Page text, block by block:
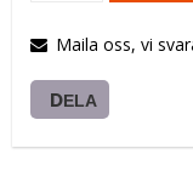
Maila oss, vi
DELA